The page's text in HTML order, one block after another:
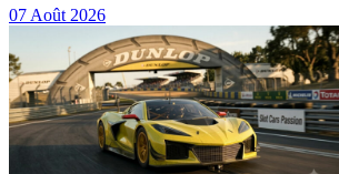
07 Août 2026